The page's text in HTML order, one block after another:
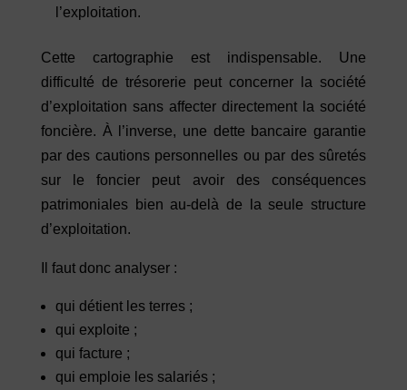
l’exploitation.
Cette cartographie est indispensable. Une
difficulté de trésorerie peut concerner la société
d’exploitation sans affecter directement la société
foncière. À l’inverse, une dette bancaire garantie
par des cautions personnelles ou par des sûretés
sur le foncier peut avoir des conséquences
patrimoniales bien au-delà de la seule structure
d’exploitation.
Il faut donc analyser :
qui détient les terres ;
qui exploite ;
qui facture ;
qui emploie les salariés ;